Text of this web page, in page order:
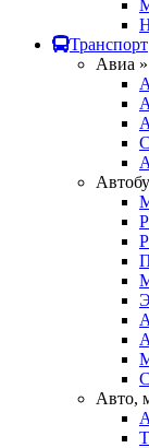
Транспорт
Авиа »
Авто,